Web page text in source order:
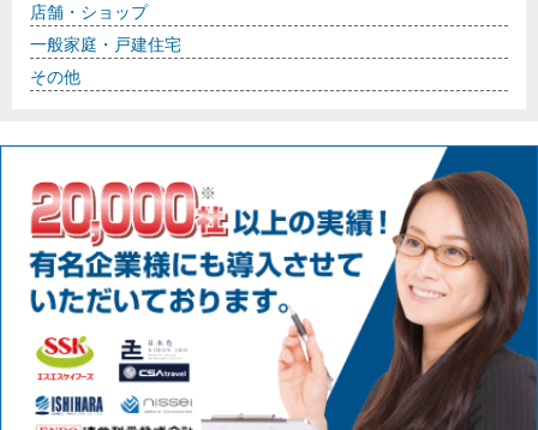
店舗・ショップ
一般家庭・戸建住宅
その他